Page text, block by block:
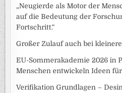
„Neugierde als Motor der
auf die Bedeutung der
Fortschritt.“
Großer Zulauf auch bei
EU-Sommerakademie 2026 in
Menschen entwickeln Ideen
Verifikation Grundlagen –